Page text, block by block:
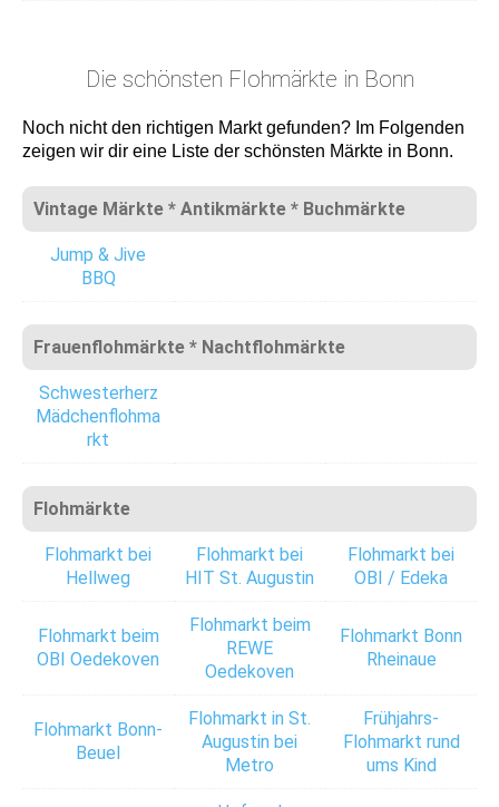
Die schönsten Flohmärkte in Bonn
Noch nicht den richtigen Markt gefunden? Im Folgenden
zeigen wir dir eine Liste der schönsten Märkte in Bonn.
Vintage Märkte * Antikmärkte * Buchmärkte
Jump & Jive
BBQ
Frauenflohmärkte * Nachtflohmärkte
Schwesterherz
Mädchenflohma
rkt
Flohmärkte
Flohmarkt bei
Hellweg
Flohmarkt bei
HIT St. Augustin
Flohmarkt bei
OBI / Edeka
Flohmarkt beim
OBI Oedekoven
Flohmarkt beim
REWE
Oedekoven
Flohmarkt Bonn
Rheinaue
Flohmarkt Bonn-
Beuel
Flohmarkt in St.
Augustin bei
Metro
Frühjahrs-
Flohmarkt rund
ums Kind